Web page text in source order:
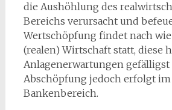
die Aushöhlung des
Bereichs verursacht und
Wertschöpfung findet nach
(realen) Wirtschaft statt, diese
Anlagenerwartungen
Abschöpfung jedoch erfolgt im
Bankenbereich.